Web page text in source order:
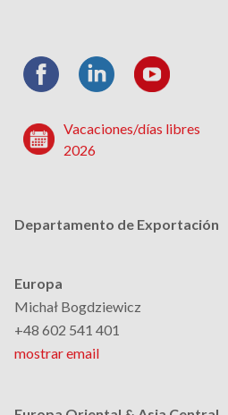
Vacaciones/días libres
2026
Departamento de Exportación
Europa
Michał Bogdziewicz
+48 602 541 401
mostrar email